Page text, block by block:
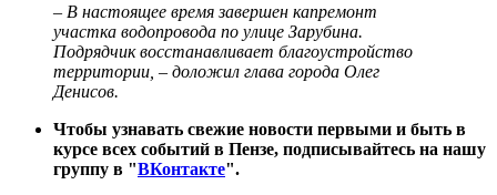
– В настоящее время завершен капремонт
участка водопровода по улице Зарубина.
Подрядчик восстанавливает благоустройство
территории, – доложил глава города Олег
Денисов.
Чтобы узнавать свежие новости первыми и быть в
курсе всех событий в Пензе, подписывайтесь на нашу
группу в "ВКонтакте".